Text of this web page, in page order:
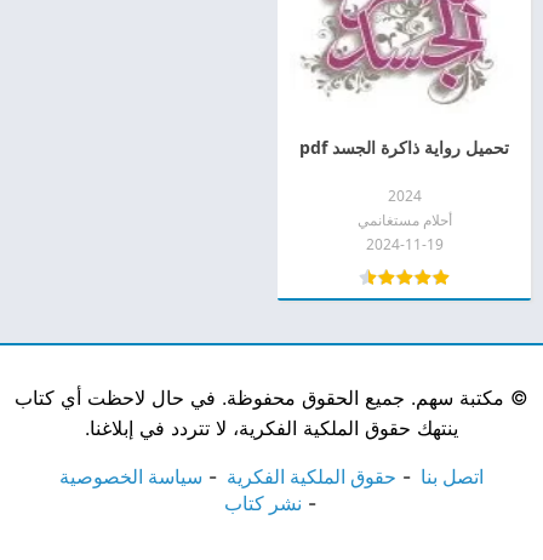
تحميل رواية ذاكرة الجسد pdf
2024
أحلام مستغانمي
2024-11-19
© مكتبة سهم. جميع الحقوق محفوظة. في حال لاحظت أي كتاب
ينتهك حقوق الملكية الفكرية، لا تتردد في إبلاغنا.
اتصل بنا حقوق الملكية الفكرية
سياسة الخصوصية
نشر كتاب